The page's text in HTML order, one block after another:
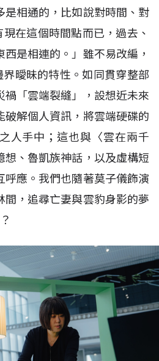
是相通的，比如說對時間、對
在這個時間點而已，過去、
是相連的。」雖不易改編，
界曖昧的特性。如同貫穿整部
禍「雲端裂縫」，設想近未來
破解個人資訊，將雲端硬碟的
人手中；這也與〈雲在兩千
想、魯凱族神話，以及虛構短
呼應。我們也隨著莫子儀飾演
間，追尋亡妻與雲豹身影的夢